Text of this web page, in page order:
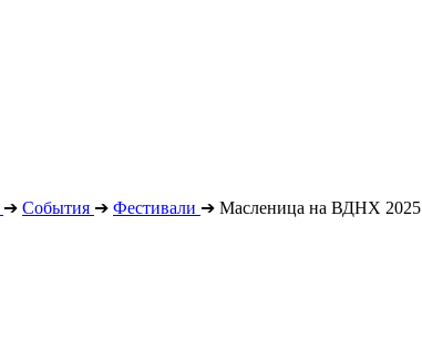
➔ События ➔ Фестивали ➔ Масленица на ВДНХ 2025